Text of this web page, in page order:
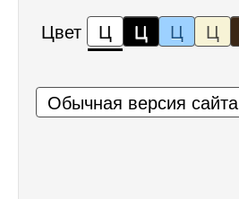
Цвет Ц Ц Ц Ц
Обычная версия сайта